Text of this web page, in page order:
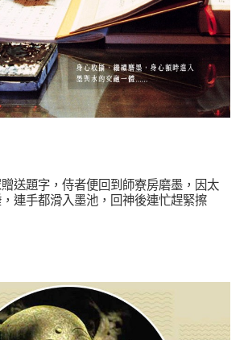
送題字，侍者便回到師寮房磨墨，因太
連手都滑入墨池，回神後連忙趕緊擦